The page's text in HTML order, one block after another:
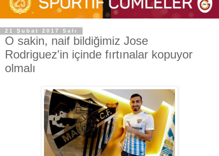
21 Şubat 2017 Salı
O sakin, naif bildiğimiz Jose
Rodriguez'in içinde fırtınalar kopuyor
olmalı